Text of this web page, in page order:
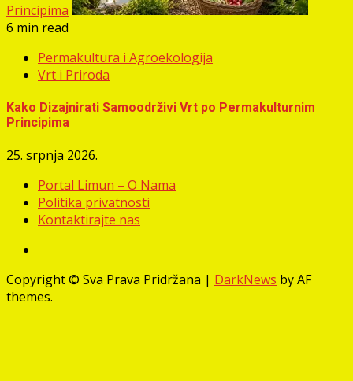
Principima
6 min read
Permakultura i Agroekologija
Vrt i Priroda
Kako Dizajnirati Samoodrživi Vrt po Permakulturnim
Principima
25. srpnja 2026.
Portal Limun – O Nama
Politika privatnosti
Kontaktirajte nas
Copyright © Sva Prava Pridržana | DarkNews by AF
themes.